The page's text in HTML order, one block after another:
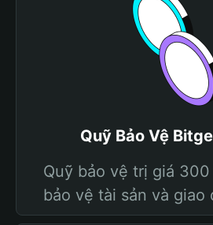
Quỹ Bảo Vệ
Quỹ bảo vệ trị giá
bảo vệ tài sản và giao